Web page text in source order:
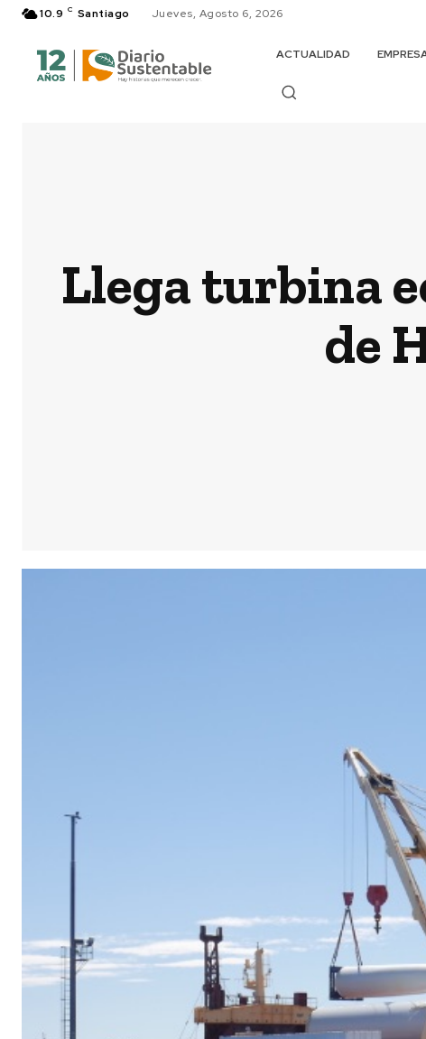
10.9 C Santiago Jueves, Agosto 6, 2026
ACTUALIDAD
Llega turbina
de